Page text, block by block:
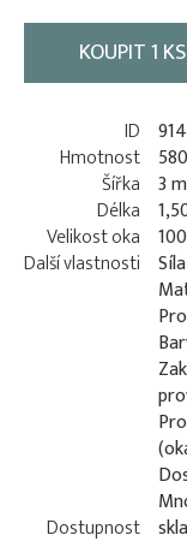
KOUPIT1 KS
ID
Hmotnost
Šířka 3 m
Délka
Velikost oka
Další vlastnosti
Dostupnost